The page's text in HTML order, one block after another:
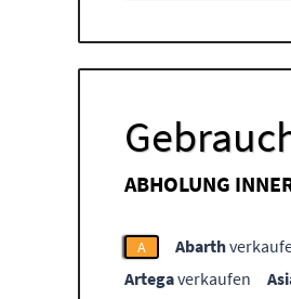
ABHOLUNG
A Abarth
Artegaverkaufen